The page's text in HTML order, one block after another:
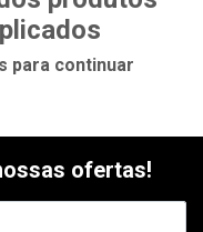
para continuar
ofertas!